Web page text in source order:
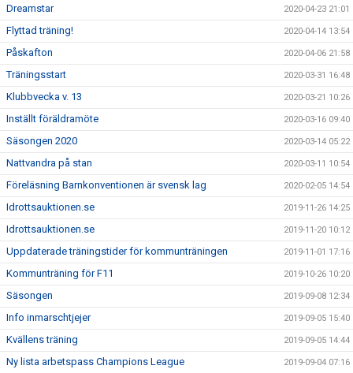
Dreamstar 2020-04-23 21:01
Flyttad träning! 2020-04-14 13:54
Påskafton 2020-04-06 21:58
Träningsstart 2020-03-31 16:48
Klubbvecka v. 13 2020-03-21 10:26
Inställt föräldramöte 2020-03-16 09:40
Säsongen 2020 2020-03-14 05:22
Nattvandra på stan 2020-03-11 10:54
Föreläsning Barnkonventionen är svensk lag 2020-02-05 14:54
Idrottsauktionen.se 2019-11-26 14:25
Idrottsauktionen.se 2019-11-20 10:12
Uppdaterade träningstider för kommunträningen 2019-11-01 17:16
Kommunträning för F11 2019-10-26 10:20
Säsongen 2019-09-08 12:34
Info inmarschtjejer 2019-09-05 15:40
Kvällens träning 2019-09-05 14:44
Ny lista arbetspass Champions League 2019-09-04 07:16